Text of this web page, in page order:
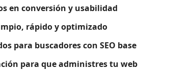
en conversión y usabilidad
rápido y optimizado
para buscadores con SEO base
para que administres tu web